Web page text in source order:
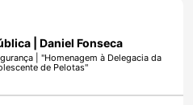
| Daniel Fonseca
| "Homenagem à Delegacia da
de Pelotas"